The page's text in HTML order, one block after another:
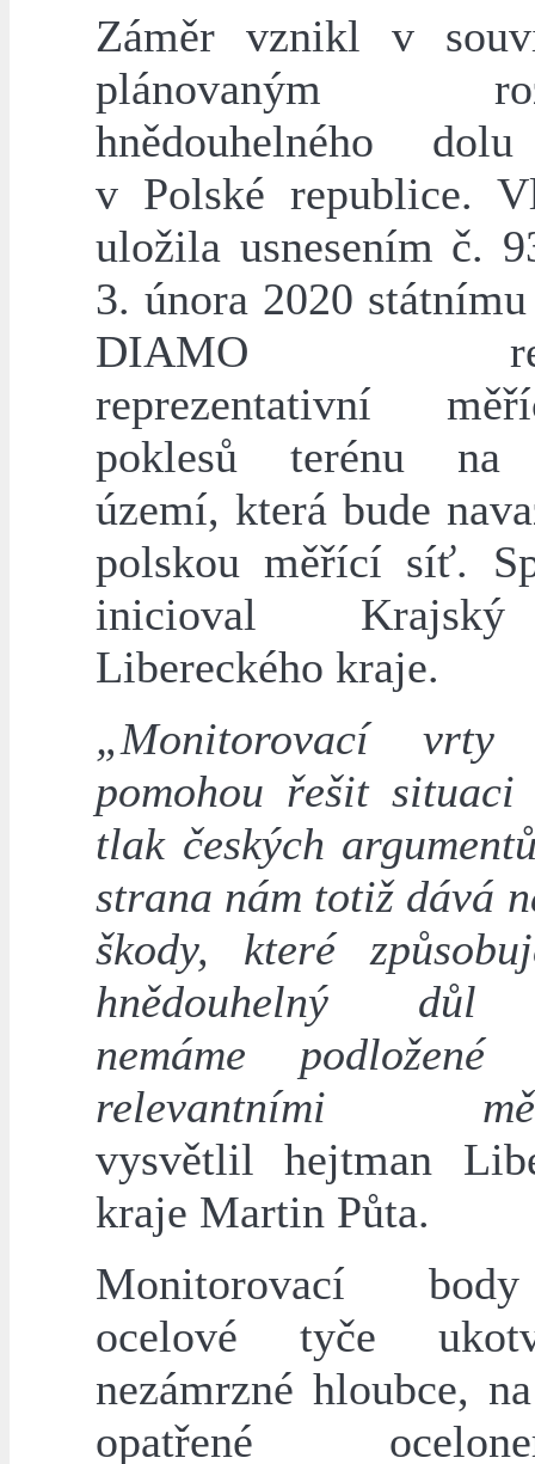
Záměr vznikl v
plánovaným
hnědouhelného
v Polské republice.
uložila usnesením č.
3. února 2020
DIAMO
reprezentativní
poklesů terénu na
území, která bude
polskou měřící síť.
inicioval
Libereckého kraje.
„Monitorovací vrty
pomohou řešit
tlak českých
strana nám totiž dává
škody, které
hnědouhelný důl
nemáme podložené
relevantními
vysvětlil hejtman
kraje Martin Půta.
Monitorovací
ocelové tyče
nezámrzné hloubce,
opatřené